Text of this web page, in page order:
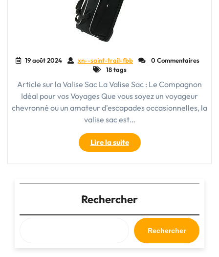
19 août 2024 xn--saint-trail-fbb
0 Commentaires
18 tags
Article sur la Valise Sac La Valise Sac : Le Compagnon
Idéal pour vos Voyages Que vous soyez un voyageur
chevronné ou un amateur d'escapades occasionnelles, la
valise sac est…
Lire la suite"La
Valise
Sac
L’Alliance
Parfaite
pour
Voyager
avec
Style
Rechercher
Rechercher